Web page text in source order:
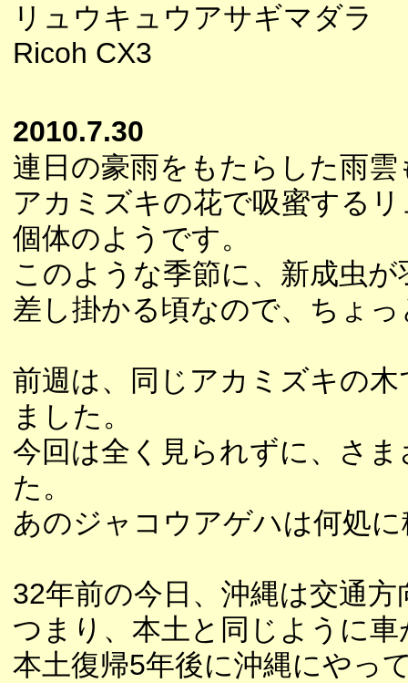
リュウキュウアサギマダラ
Ricoh CX3
2010.7.30
連日の豪雨をもたらした雨
アカミズキの花で吸蜜する
個体のようです。
このような季節に、新成虫
差し掛かる頃なので、ちょ
前週は、同じアカミズキの
ました。
今回は全く見られずに、さ
た。
あのジャコウアゲハは何処
32年前の今日、沖縄は交通
つまり、本土と同じように
本土復帰5年後に沖縄にやっ